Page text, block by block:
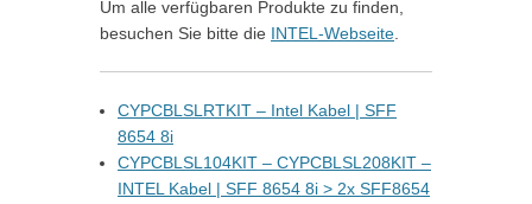
Um alle verfügbaren Produkte zu finden,
besuchen Sie bitte die INTEL-Webseite.
CYPCBLSLRTKIT – Intel Kabel | SFF
8654 8i
CYPCBLSL104KIT – CYPCBLSL208KIT –
INTEL Kabel | SFF 8654 8i > 2x SFF8654